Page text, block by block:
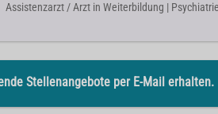
Assistenzarzt / Arzt in Weiterbildung |
Stellenangebote per E-Mail erhalten.